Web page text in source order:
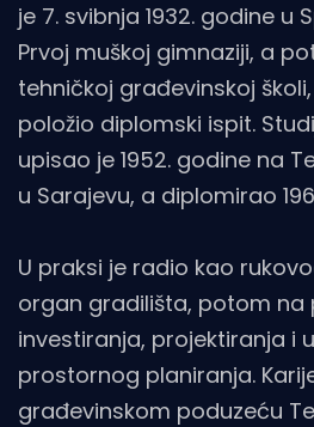
je 7. svibnja 1932. godine u
Prvoj muškoj gimnaziji, a
tehničkoj građevinskoj školi,
položio diplomski ispit.
upisao je 1952. godine na
u Sarajevu, a diplomirao
U praksi je radio kao
organ gradilišta, potom na
investiranja, projektiranja i
prostornog planiranja.
građevinskom poduzeću